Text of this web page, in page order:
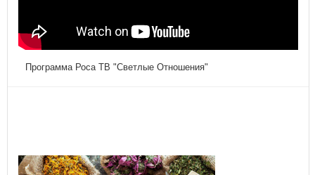
Программа Роса ТВ "Светлые Отношения"